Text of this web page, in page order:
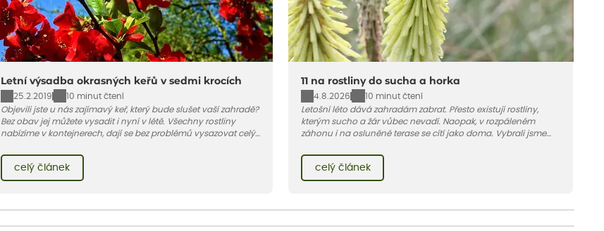
Letní výsadba okrasných keřů v sedmi krocích
25.2.2019
10 minut čtení
Objevili jste u nás zajímavý keř, který bude slušet vaší zahradě?
Bez obav jej můžete vysadit i nyní v létě. Všechny rostliny
nabízíme v kontejnerech, dají se bez problémů vysazovat celý
nebo na podzim.
celý článek
11 na rostliny do sucha a horka
4.8.2026
10 minut čtení
Letošní léto dává zahradám zabrat. Přesto existují rostliny,
kterým sucho a žár vůbec nevadí. Naopak, v rozpáleném
záhonu i na osluněné terase se cítí jako doma. Vybrali jsme
léto bez pravidelné zálivky. Pojďme se podívat, které to jsou.
celý článek